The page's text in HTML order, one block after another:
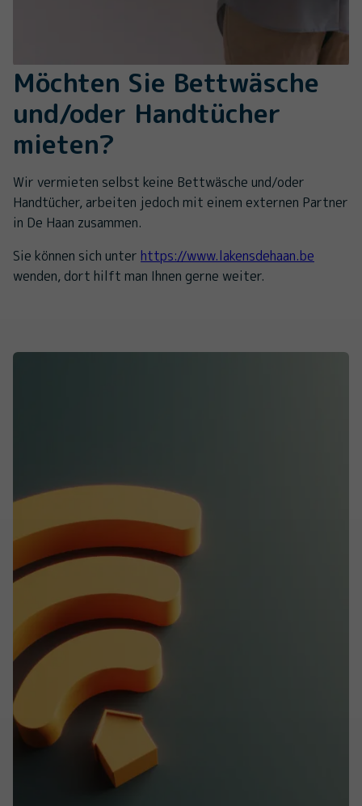
Möchten Sie Bettwäsche
und/oder Handtücher
mieten?
Wir vermieten selbst keine Bettwäsche und/oder
Handtücher, arbeiten jedoch mit einem externen Partner
in De Haan zusammen.
Sie können sich unter https://www.lakensdehaan.be
wenden, dort hilft man Ihnen gerne weiter.